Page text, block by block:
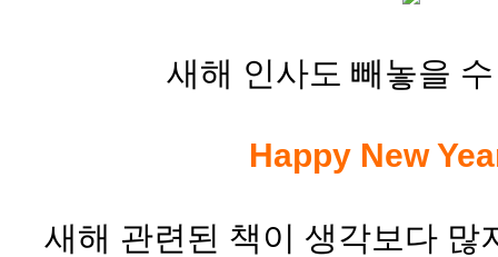
새해 인사도 빼놓을
Happy New
새해 관련된 책이 생각보다 많